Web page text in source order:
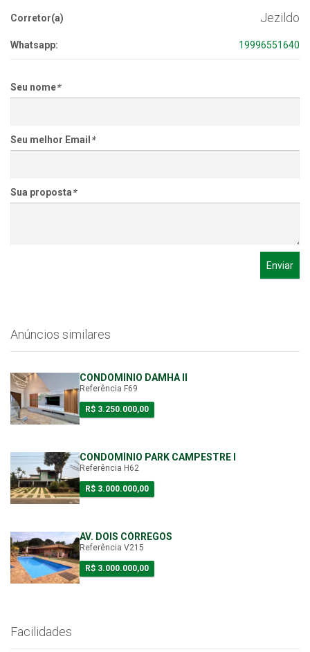
Corretor(a) Jezildo
Whatsapp: 19996551640
Seu nome*
Seu melhor Email *
Sua proposta*
Enviar
Anúncios similares
CONDOMÍNIO DAMHA II
Referência F69
R$ 3.250.000,00
CONDOMÍNIO PARK CAMPESTRE I
Referência H62
R$ 3.000.000,00
AV. DOIS CÓRREGOS
Referência V215
R$ 3.000.000,00
Facilidades